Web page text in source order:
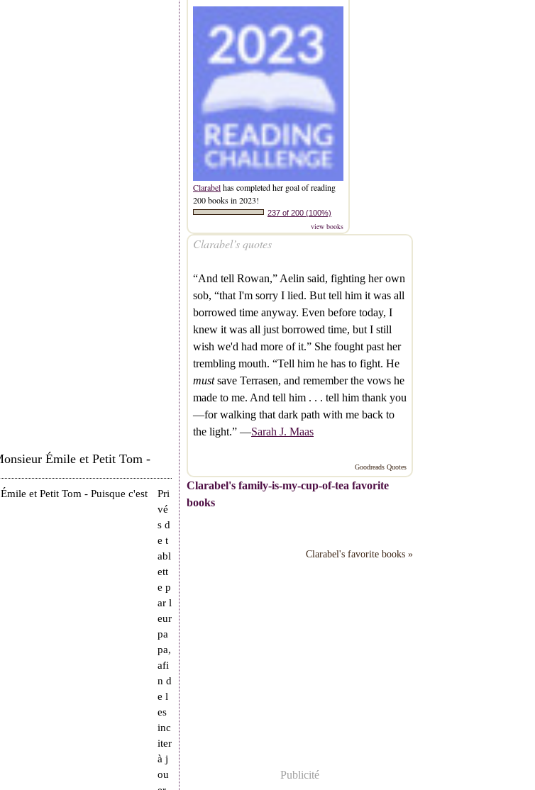
Émile et Petit Tom -
Pri
vé
s d
e t
abl
ett
e p
ar l
eur
pa
pa,
afi
n d
e l
es
inc
iter
à j
ou
Clarabelhas completed her goal of reading
200 books in 2023!
237 of 200 (100%)
view books
Clarabel’s quotes
“And tell Rowan,” Aelin said, fighting her own
sob, “that I'm sorry I lied. But tell him it was all
borrowed time anyway. Even before today, I
knew it was all just borrowed time, but I still
wish we'd had more of it.” She fought past her
trembling mouth. “Tell him he has to fight. He
mustsave Terrasen, and remember the vows he
made to me. And tell him . . . tell him thank you
—for walking that dark path with me back to
the light.” —Sarah J. Maas
Goodreads Quotes
Clarabel's family-is-my-cup-of-tea favorite
books
Clarabel's favorite books »
Publicité